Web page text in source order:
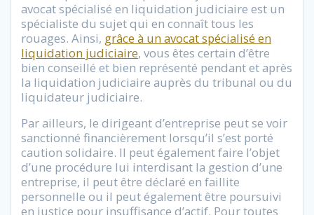
avocat spécialisé en liquidation judiciaire est un
spécialiste du sujet qui en connaît tous les
rouages. Ainsi, grâce à un avocat spécialisé en
liquidation judiciaire, vous êtes certain d’être
bien conseillé et bien représenté pendant et après
la liquidation judiciaire auprès du tribunal ou du
liquidateur judiciaire.
Par ailleurs, le dirigeant d’entreprise peut se voir
sanctionné financièrement lorsqu’il s’est porté
caution solidaire. Il peut également faire l’objet
d’une procédure lui interdisant la gestion d’une
entreprise, il peut être déclaré en faillite
personnelle ou il peut également être poursuivi
en justice pour insuffisance d’actif. Pour toutes